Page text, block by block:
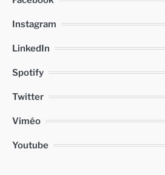
Instagram
LinkedIn
Spotify
Twitter
Viméo
Youtube